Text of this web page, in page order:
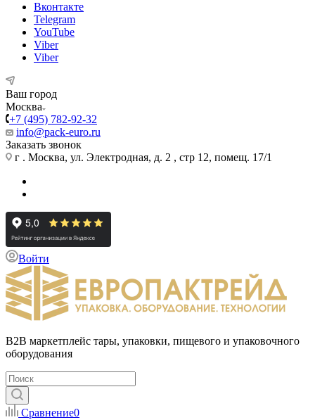
Вконтакте
Telegram
YouTube
Viber
Viber
Ваш город
Москва
+7 (495) 782-92-32
info@pack-euro.ru
Заказать звонок
г . Москва, ул. Электродная, д. 2 , стр 12, помещ. 17/1
Войти
B2B маркетплейс тары, упаковки, пищевого и упаковочного
оборудования
Сравнение0